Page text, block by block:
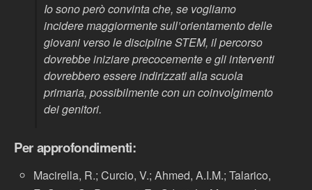
Io sono però convinta che, se vogliamo
incidere maggiormente sull’orientamento delle
giovani verso le discipline STEM, il percorso
dovrebbe iniziare precocemente e gli interventi
dovrebbero essere indirizzati alla scuola
primaria, possibilmente con un coinvolgimento
dei genitori.
Per approfondimenti:
Macirella, R.; Curcio, V.; Ahmed, A.I.M.; Talarico,